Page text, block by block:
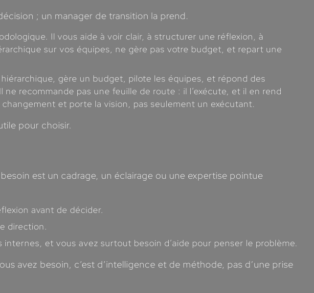
; un manager de transition la prend.
Il vous aide à voir clair, à structurer une réflexion, à
sur vos équipes, ne gère pas votre budget, et repart une
gère un budget, pilote les équipes, et répond des
recommande pas une feuille de route : il l’exécute, et il en rend
et porte la vision, pas seulement un exécutant.
pour choisir.
est un cadrage, un éclairage ou une expertise pointue
avant de décider.
direction.
et vous avez surtout besoin d’aide pour penser le problème.
avez besoin, c’est d’intelligence et de méthode, pas d’une prise